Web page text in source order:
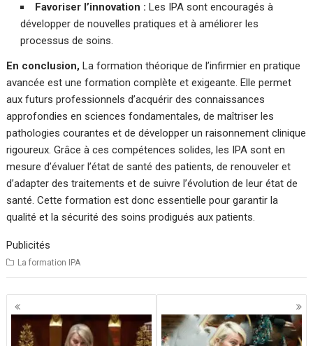
Favoriser l’innovation : Les IPA sont encouragés à
développer de nouvelles pratiques et à améliorer les
processus de soins.
En conclusion,La formation théorique de l’infirmier en pratique
avancée est une formation complète et exigeante. Elle permet
aux futurs professionnels d’acquérir des connaissances
approfondies en sciences fondamentales, de maîtriser les
pathologies courantes et de développer un raisonnement clinique
rigoureux. Grâce à ces compétences solides, les IPA sont en
mesure d’évaluer l’état de santé des patients, de renouveler et
d’adapter des traitements et de suivre l’évolution de leur état de
santé. Cette formation est donc essentielle pour garantir la
qualité et la sécurité des soins prodigués aux patients.
Publicités
La formation IPA
Navigation
des
articles